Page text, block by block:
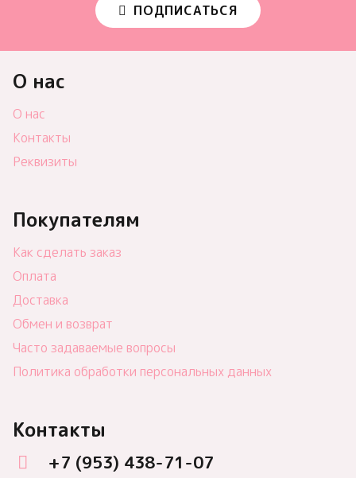
ПОДПИСАТЬСЯ
О нас
О нас
Контакты
Реквизиты
Покупателям
Как сделать заказ
Оплата
Доставка
Обмен и возврат
Часто задаваемые вопросы
Политика обработки персональных данных
Контакты
+7 (953) 438-71-07